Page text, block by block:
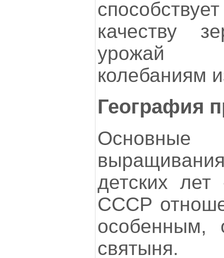
качеству
урожай
колебаниям
География
детских
СССР
особенным,